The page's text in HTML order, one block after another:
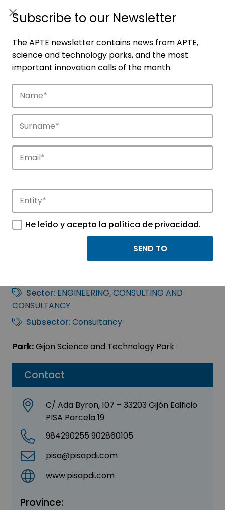
Companies
Discover the companies that drive
innovation in APTE’s parks.
Contact
C/ Ada Byron, 107 – 33203 Gijón Edificio
PISA Parcela 19
984290255 902860105
pisa@pisapdi.com
www.pisapdi.com
Province:
PISA PROYECTOS DE
INNOVACIÓN, S. L.
Sector: ENGINEERING, CONSULTING AND
CONSULTANCY
Subsector: Consultancy
Park:Gijon Science and Technology Park
Subscribe to our Newsletter
The APTE newsletter contains news from APTE,
science and technology parks, and the most
important innovation calls of the month.
He leído y acepto la política de privacidad.